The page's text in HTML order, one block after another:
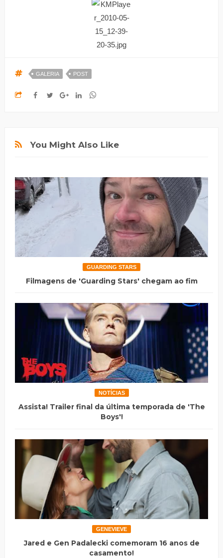
GALERIA POST
You Might Also Like
GUARDING STARS
Filmagens de 'Guarding Stars' chegam ao fim
NOTÍCIAS
Assista! Trailer final da última temporada de 'The
Boys'!
GENEVIEVE
Jared e Gen Padalecki comemoram 16 anos de
casamento!